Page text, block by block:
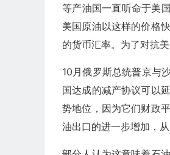
等产油国一直听命于美
美国原油以这样的价格
的货币汇率。为了对抗
10月俄罗斯总统普京与
国达成的减产协议可以
势地位，因为它们财政
油出口的进一步增加，